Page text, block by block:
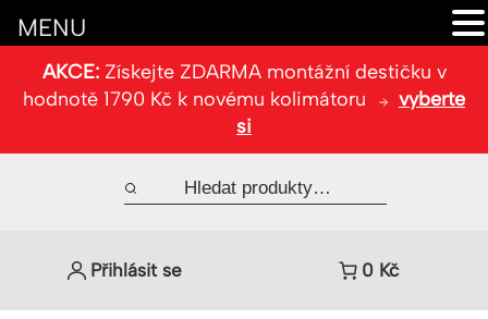
AKCE:Získejte ZDARMA montážní destičku v
hodnotě 1790 Kč k novému kolimátoru
vyberte
si
Přihlásit se 0 Kč
MENU